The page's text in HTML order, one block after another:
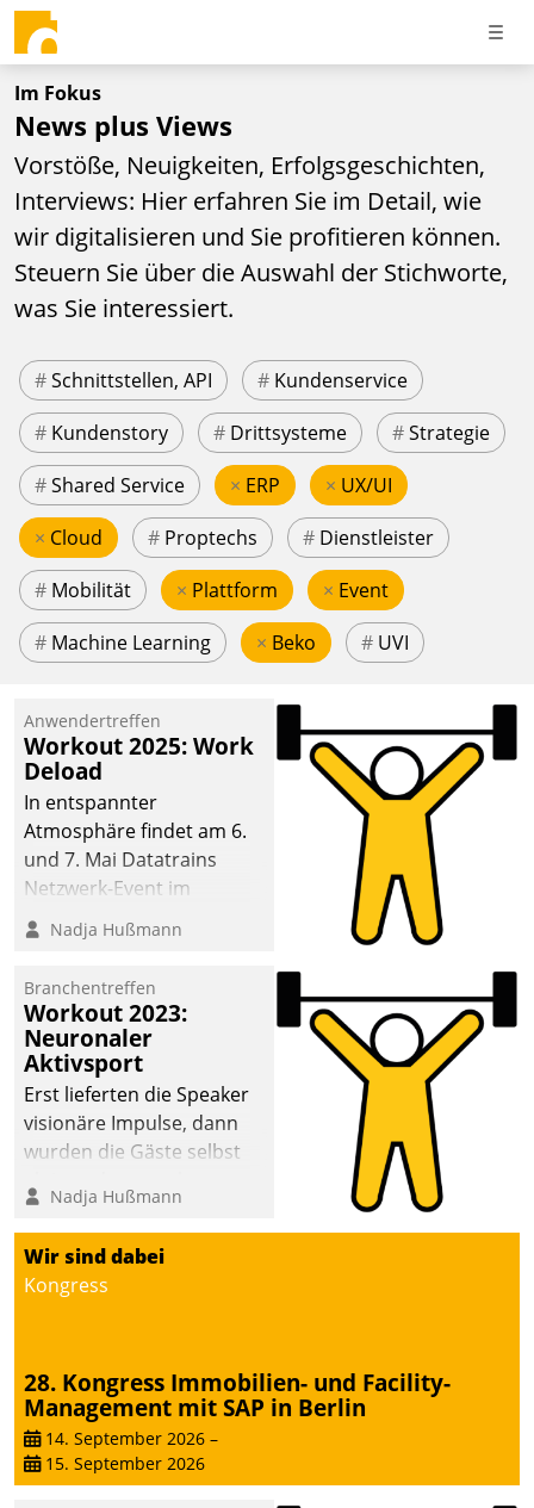
Im Fokus
News plus Views
Vorstöße, Neuigkeiten, Erfolgsgeschichten,
Interviews: Hier erfahren Sie im Detail, wie
wir digitalisieren und Sie profitieren können.
Steuern Sie über die Auswahl der Stichworte,
was Sie interessiert.
#Schnittstellen, API # Kundenservice
# Kundenstory # Drittsysteme #Strategie
#Shared Service × ERP × UX/UI
× Cloud # Proptechs # Dienstleister
# Mobilität × Plattform × Event
# Machine Learning × Beko # UVI
Anwendertreffen
Workout 2025: Work
Deload
In entspannter
Atmosphäre findet am 6.
und 7. Mai Datatrains
Netzwerk-Event im
Kunden- und Partnerkreis
statt. Zentrale Frage: Wie
Mammutprojekte
meistern und Workloads
wuppen – bei zunehmend
anspruchsvollen
Aufgaben und
abnehmendem
Nadja Hußmann
Branchentreffen
Workout 2023:
Neuronaler
Aktivsport
Erst lieferten die Speaker
visionäre Impulse, dann
wurden die Gäste selbst
methodisch
Vernetzungsideen fürs
Quartier. Dazwischen
zeigte Datatrain, was es
Nadja Hußmann
Wir sind dabei
Kongress
28. Kongress Immobilien- und Facility-
Management mit SAP in Berlin
14. September 2026 –
15. September 2026